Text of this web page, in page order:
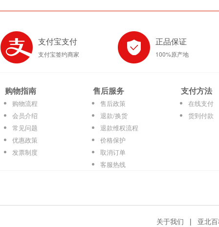
支付宝支付
支付宝签约商家
正品保证
100%原产地
购物指南
购物流程
会员介绍
常见问题
优惠政策
发票制度
售后服务
售后政策
退款/换货
退款维权流程
价格保护
取消订单
客服热线
支付方法
在线支付
货到付款
关于我们 | 亚北